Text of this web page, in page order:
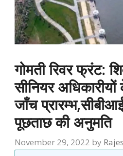
गोमती रिवर फ्रंट:
सीनियर
जाँच
पूछताछ की अनुमति
November 29, 2022 by